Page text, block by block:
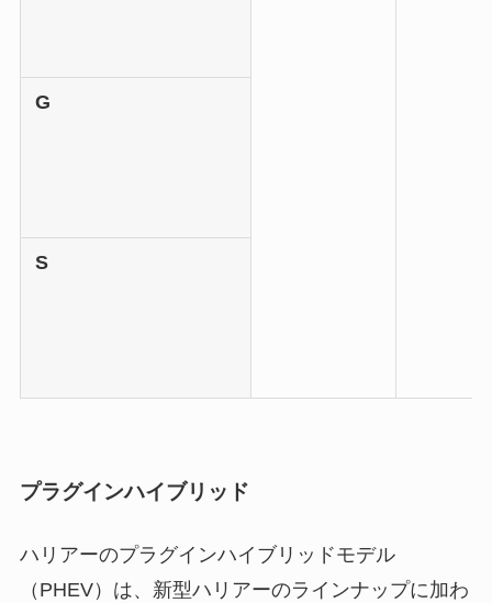
G
S
プラグインハイブリッド
ハリアーのプラグインハイブリッドモデル
（PHEV）は、新型ハリアーのラインナップに加わ